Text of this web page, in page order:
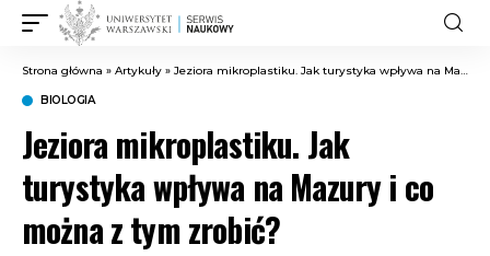
Strona główna » Artykuły » Jeziora mikroplastiku. Jak turystyka wpływa na Mazury i co można z tym zrobić?
BIOLOGIA
Jeziora mikroplastiku. Jak
turystyka wpływa na Mazury i co
można z tym zrobić?